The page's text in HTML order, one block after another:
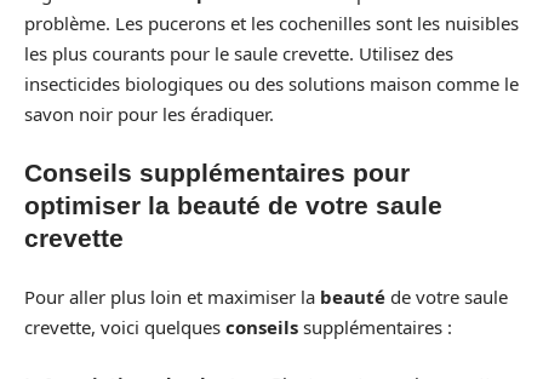
problème. Les pucerons et les cochenilles sont les nuisibles
les plus courants pour le saule crevette. Utilisez des
insecticides biologiques ou des solutions maison comme le
savon noir pour les éradiquer.
Conseils supplémentaires pour
optimiser la beauté de votre saule
crevette
Pour aller plus loin et maximiser la beauté de votre saule
crevette, voici quelques conseils supplémentaires :